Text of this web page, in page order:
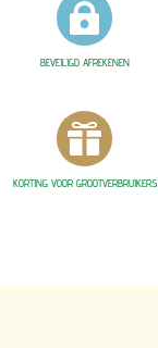

BEVEILIGD AFREKENEN

KORTING VOOR GROOTVERBRUIKERS